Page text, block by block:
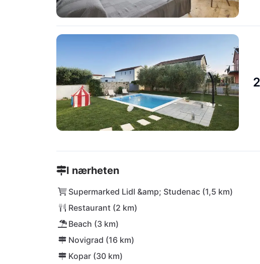
I nærheten
Supermarked Lidl &amp; Studenac (1,5 km)
Restaurant (2 km)
Beach (3 km)
Novigrad (16 km)
Kopar (30 km)